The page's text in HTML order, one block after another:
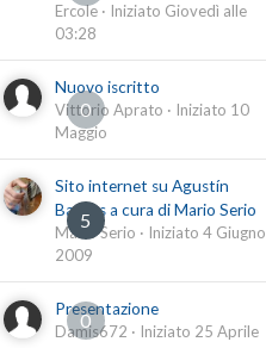
Ercole· Iniziato Giovedì alle
03:28
0
Nuovo iscritto
Vittorio Aprato · Iniziato 10
Maggio
5
Sito internet su Agustín
Barrios a cura di Mario Serio
Mario Serio · Iniziato 4 Giugno
2009
0
Presentazione
Damis672 · Iniziato 25 Aprile